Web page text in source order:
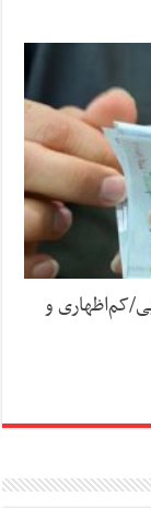
کم‌اظهاری و